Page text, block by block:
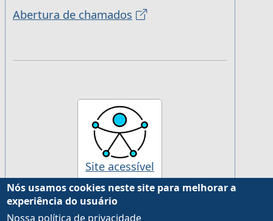
Abertura de chamados
Site acessível
Desenvolvido pela Justiça Federal da 2ª Região, com
Nós usamos cookies neste site para melhorar a
experiência do usuário
Nossa política de privacidade